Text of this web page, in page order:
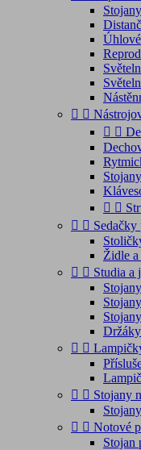
 
 
 
 
Židle
  Studia a
 
  Stojany
  Notové
Stojan